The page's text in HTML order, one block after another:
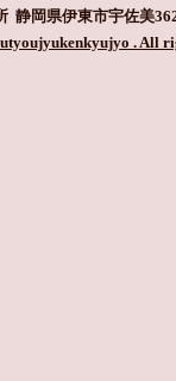
静岡県伊東市宇佐美
. All